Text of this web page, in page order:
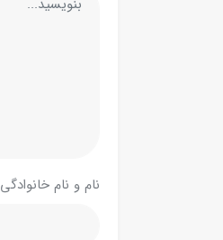
نام و نام خانوادگی